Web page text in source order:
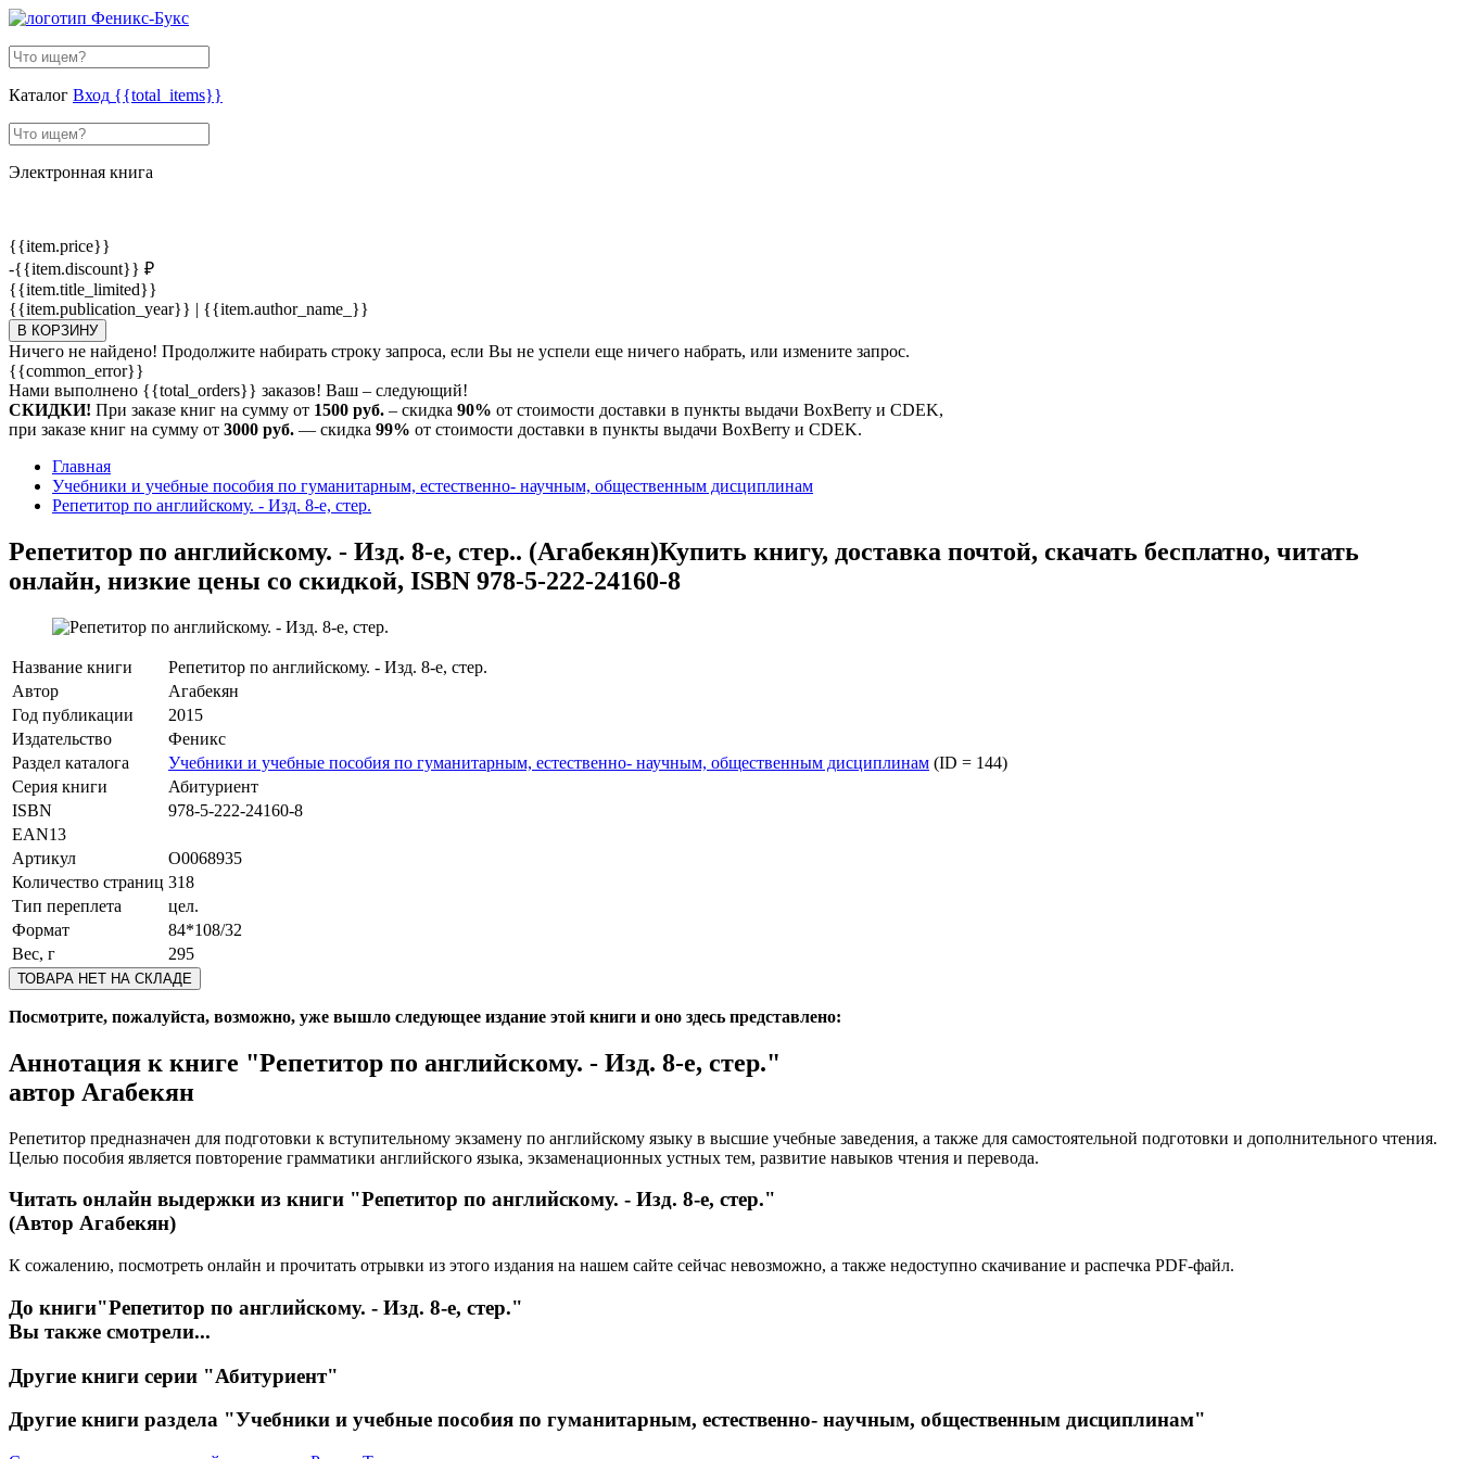
Каталог Вход {{total_items}}
Электронная книга
{{item.price}}
-{{item.discount}} ₽
{{item.title_limited}}
{{item.publication_year}} | {{item.author_name_}}
В КОРЗИНУ
Ничего не найдено! Продолжите набирать строку запроса, если Вы не успели еще ничего набрать, или измените запрос.
{{common_error}}
Нами выполнено {{total_orders}} заказов! Ваш – следующий!
СКИДКИ! При заказе книг на сумму от 1500 руб. – скидка 90% от стоимости доставки в пункты выдачи BoxBerry и CDEK,
при заказе книг на сумму от 3000 руб. — скидка 99% от стоимости доставки в пункты выдачи BoxBerry и CDEK.
Главная
Учебники и учебные пособия по гуманитарным, естественно- научным, общественным дисциплинам
Репетитор по английскому. - Изд. 8-е, стер.
Репетитор по английскому. - Изд. 8-е, стер.. (Агабекян)Купить книгу, доставка почтой, скачать бесплатно, читать
онлайн, низкие цены со скидкой, ISBN 978-5-222-24160-8
Название книги
Репетитор по английскому. - Изд. 8-е, стер.
Автор
Агабекян
Год публикации
2015
Издательство
Феникс
Раздел каталога
Учебники и учебные пособия по гуманитарным, естественно- научным, общественным дисциплинам (ID = 144)
Серия книги
Абитуриент
ISBN
978-5-222-24160-8
EAN13
Артикул
O0068935
Количество страниц 318
Тип переплета
цел.
Формат
84*108/32
Вес, г
295
ТОВАРА НЕТ НА СКЛАДЕ
Посмотрите, пожалуйста, возможно, уже вышло следующее издание этой книги и оно здесь представлено:
Аннотация к книге "Репетитор по английскому. - Изд. 8-е, стер."
автор Агабекян
Репетитор предназначен для подготовки к вступительному экзамену по английскому языку в высшие учебные заведения, а также для самостоятельной подготовки и дополнительного чтения.
Целью пособия является повторение грамматики английского языка, экзаменационных устных тем, развитие навыков чтения и перевода.
Читать онлайн выдержки из книги "Репетитор по английскому. - Изд. 8-е, стер."
(Автор Агабекян)
К сожалению, посмотреть онлайн и прочитать отрывки из этого издания на нашем сайте сейчас невозможно, а также недоступно скачивание и распечка PDF-файл.
До книги"Репетитор по английскому. - Изд. 8-е, стер."
Вы также смотрели...
Другие книги серии "Абитуриент"
Другие книги раздела "Учебники и учебные пособия по гуманитарным, естественно- научным, общественным дисциплинам"